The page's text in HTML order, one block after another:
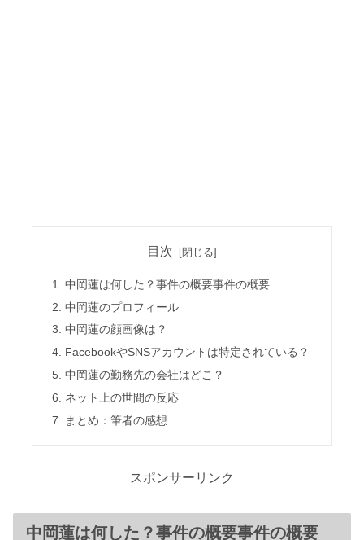
目次
中岡蓮は何した？事件の概要事件の概要
中岡蓮のプロフィール
中岡蓮の顔画像は？
FacebookやSNSアカウントは特定されている？
中岡蓮の勤務先の会社はどこ？
ネット上の世間の反応
まとめ：筆者の感想
スポンサーリンク
中岡蓮は何した？事件の概要事件の概要